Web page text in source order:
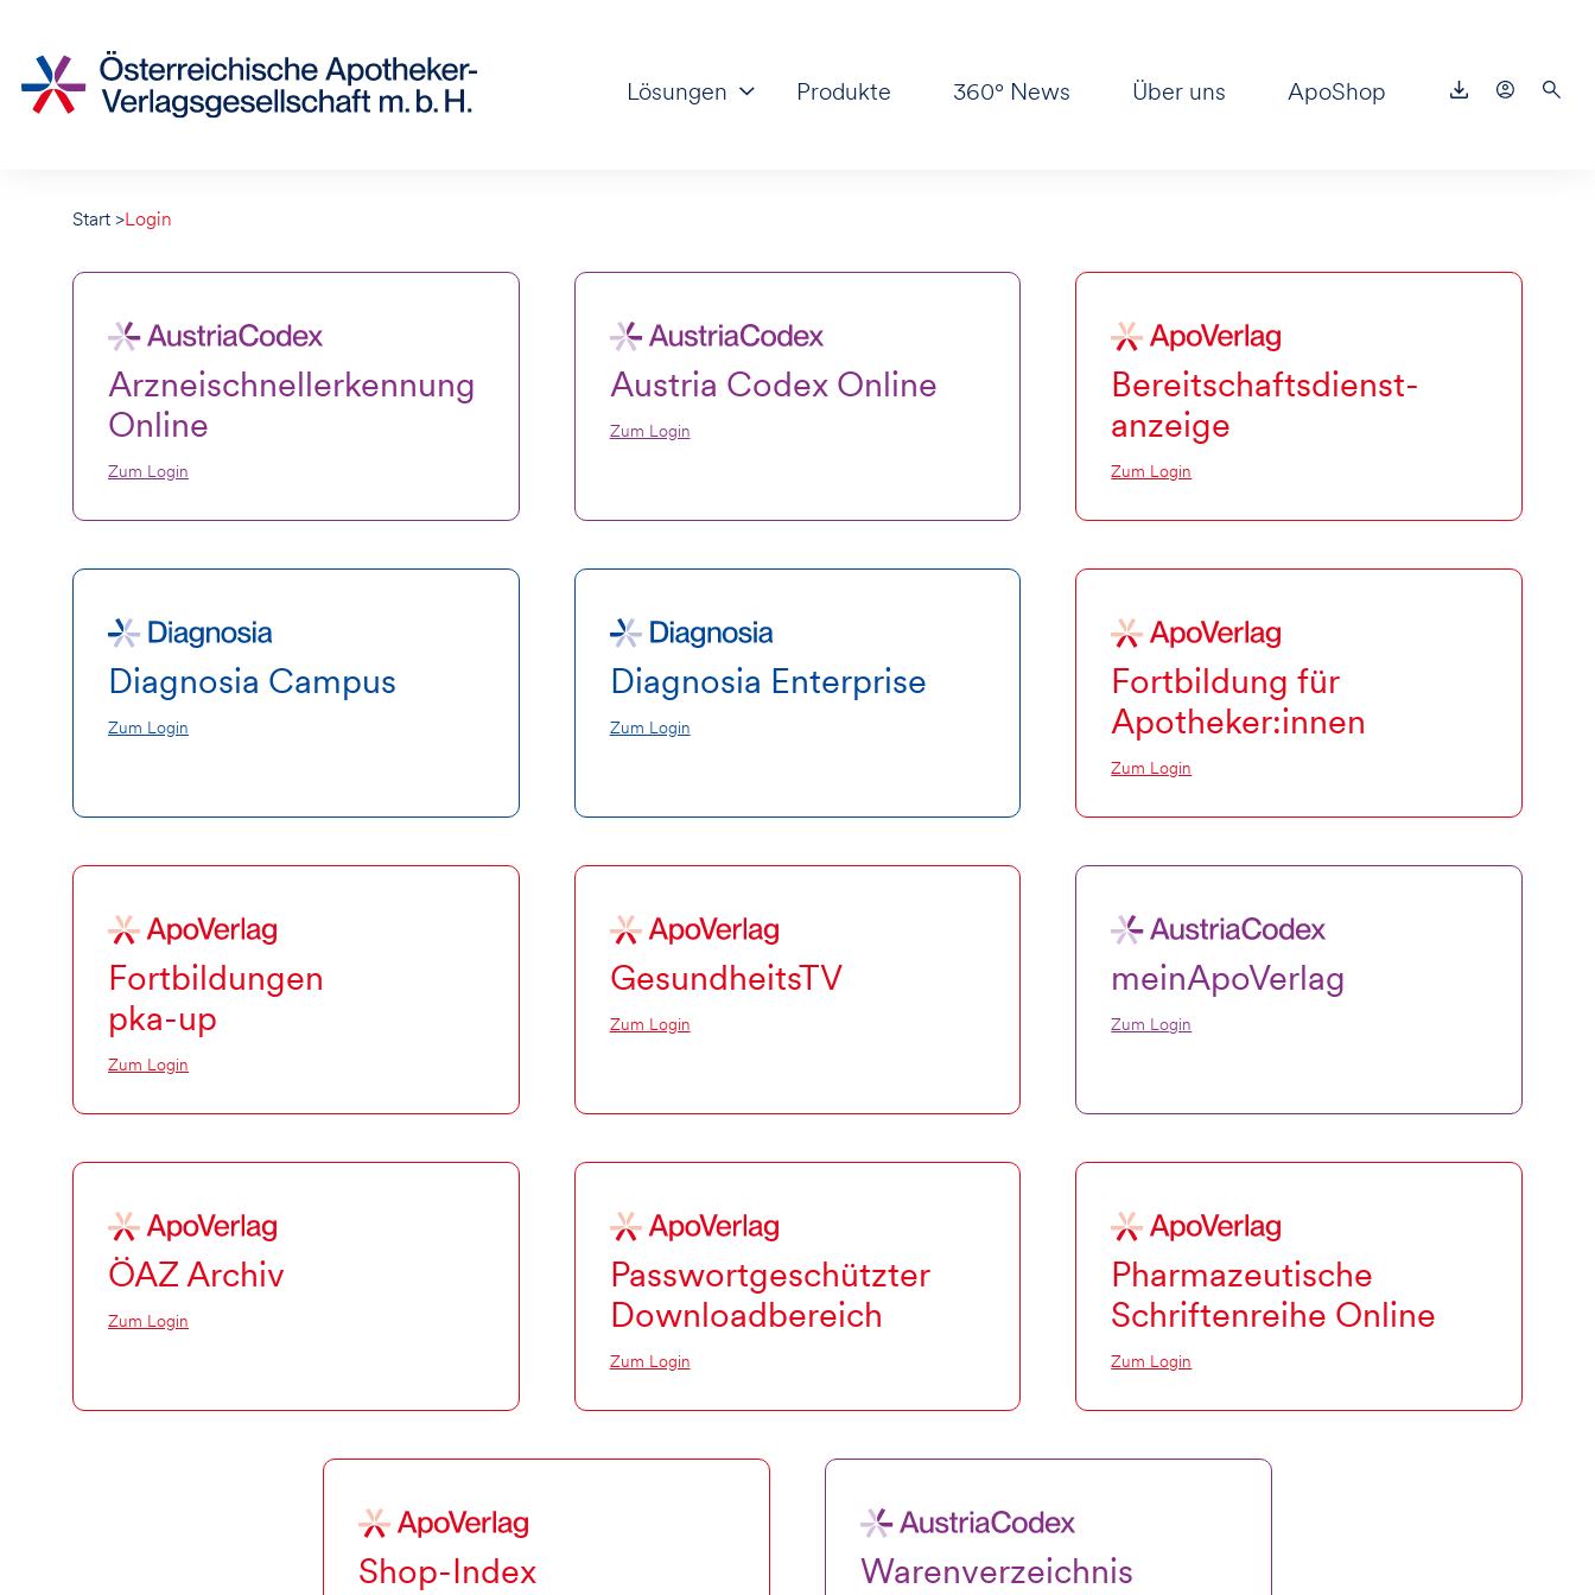
Lösungen Produkte 360° News Über uns ApoShop
Start >Login
Arzneischnellerkennung
Online
Zum Login
Austria Codex Online
Zum Login
Bereitschaftsdienst-
anzeige
Zum Login
Diagnosia Campus
Zum Login
Diagnosia Enterprise
Zum Login
Fortbildung für
Apotheker:innen
Zum Login
Fortbildungen
pka-up
Zum Login
GesundheitsTV
Zum Login
meinApoVerlag
Zum Login
ÖAZ Archiv
Zum Login
Passwortgeschützter
Downloadbereich
Zum Login
Pharmazeutische
Schriftenreihe Online
Zum Login
Shop-Index
Warenverzeichnis